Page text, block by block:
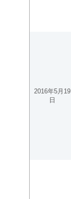
2016年5月19
日